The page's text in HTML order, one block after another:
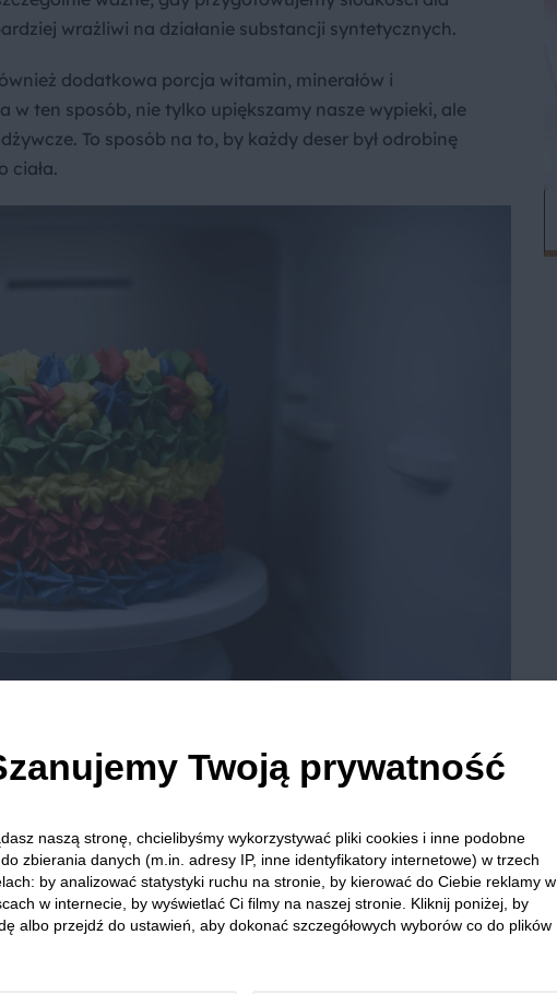
wrażliwi na działanie substancji syntetycznych.
dodatkowa porcja witamin, minerałów i
ten sposób, nie tylko upiększamy nasze wypieki, ale
To sposób na to, by każdy deser był odrobinę
ciała.
z ideą zero waste i ekologicznego stylu życia.
kuchni, często w postaci resztek warzywnych czy
plastikowych, w których sprzedawane są sztuczne
z produkcją chemicznych dodatków. Naturalne
Twoją prywatność
naszą stronę, chcielibyśmy wykorzystywać pliki cookies i inne podobne
zbierania danych (m.in. adresy IP, inne identyfikatory internetowe) w trzech
by analizować statystyki ruchu na stronie, by kierować do Ciebie reklamy w
w internecie, by wyświetlać Ci filmy na naszej stronie. Kliknij poniżej, by
albo przejdź do ustawień, aby dokonać szczegółowych wyborów co do plików